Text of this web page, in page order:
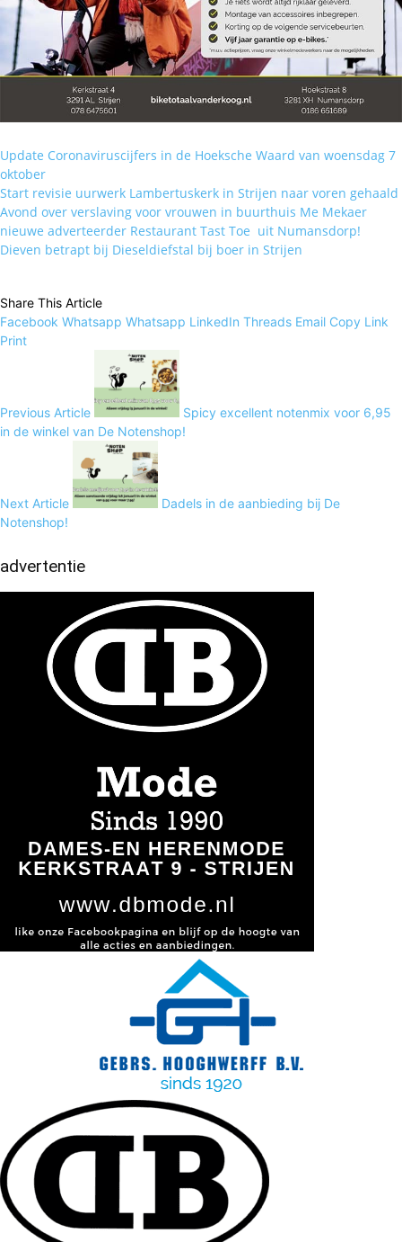
Update Coronaviruscijfers in de Hoeksche Waard van woensdag 7
oktober
Start revisie uurwerk Lambertuskerk in Strijen naar voren gehaald
Avond over verslaving voor vrouwen in buurthuis Me Mekaer
nieuwe adverteerder Restaurant Tast Toe uit Numansdorp!
Dieven betrapt bij Dieseldiefstal bij boer in Strijen
Share This Article
Facebook Whatsapp Whatsapp LinkedIn Threads Email Copy Link
Print
Previous Article
Spicy excellent notenmix voor 6,95
in de winkel van De Notenshop!
Next Article
Dadels in de aanbieding bij De
Notenshop!
advertentie